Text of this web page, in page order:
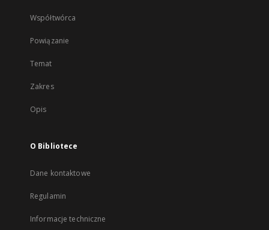
Współtwórca
Powiązanie
Temat
Zakres
Opis
O Bibliotece
Dane kontaktowe
Regulamin
Informacje techniczne